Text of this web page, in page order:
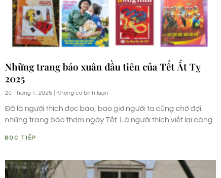
Những trang báo xuân đầu tiên của Tết Ất Tỵ
2025
20 Tháng 1, 2025 Không có bình luận
Đã là người thích đọc báo, bao giờ người ta cũng chờ đợi
những trang báo thơm ngày Tết. Là người thích viết lại càng
ĐỌC TIẾP